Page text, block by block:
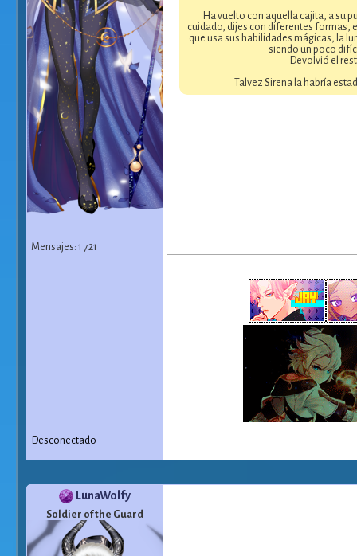
Mensajes: 1 721
Ha vuelto con aquella cajita, a su
cuidado, dijes con diferentes formas,
que usa sus habilidades mágicas, la
siendo un poco
Devolvió el
Talvez Sirena la habría
Desconectado
LunaWolfy
Soldier of the Guard